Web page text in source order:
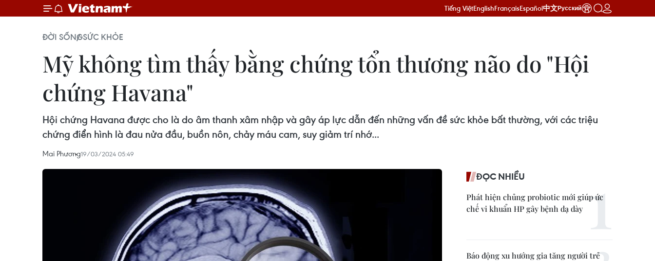
Tiếng ViệtEnglishFrançaisEspañol中文Русский
ĐỜI SỐNGSỨC KHỎE
Mỹ không tìm thấy bằng chứng tổn thương não do "Hội
chứng Havana"
Hội chứng Havana được cho là do âm thanh xâm nhập và gây áp lực dẫn đến những vấn đề sức khỏe bất thường, với các triệu
chứng điển hình là đau nửa đầu, buồn nôn, chảy máu cam, suy giảm trí nhớ...
Mai Phương19/03/2024 05:49
ĐỌC NHIỀU
Phát hiện chủng probiotic mới giúp ức
chế vi khuẩn HP gây bệnh dạ dày
Báo động xu hướng gia tăng người trẻ